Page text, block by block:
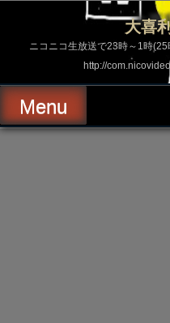
ス
ッ
プ
大喜
ニコニコ生放送で23時～1時
http://
Menu